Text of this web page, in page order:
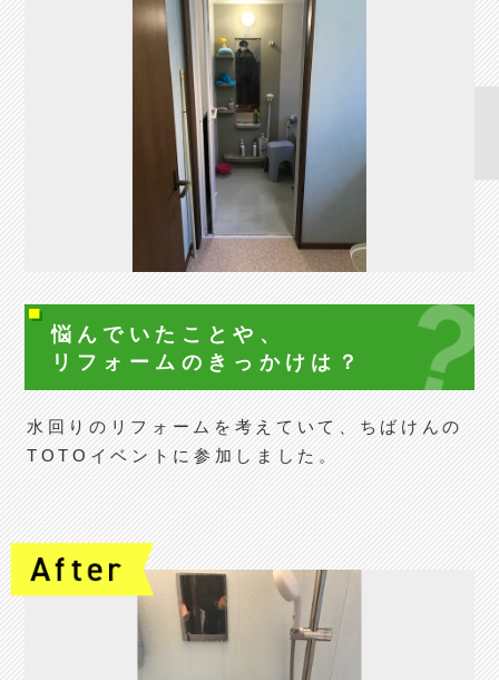
悩んでいたことや、
リフォームの きっかけは？
水回りのリフォームを考えていて、ちばけんの
TOTOイベントに参加しました。